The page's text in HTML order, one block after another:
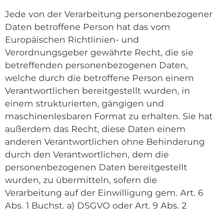
Jede von der Verarbeitung personenbezogener
Daten betroffene Person hat das vom
Europäischen Richtlinien- und
Verordnungsgeber gewährte Recht, die sie
betreffenden personenbezogenen Daten,
welche durch die betroffene Person einem
Verantwortlichen bereitgestellt wurden, in
einem strukturierten, gängigen und
maschinenlesbaren Format zu erhalten. Sie hat
außerdem das Recht, diese Daten einem
anderen Verantwortlichen ohne Behinderung
durch den Verantwortlichen, dem die
personenbezogenen Daten bereitgestellt
wurden, zu übermitteln, sofern die
Verarbeitung auf der Einwilligung gem. Art. 6
Abs. 1 Buchst. a) DSGVO oder Art. 9 Abs. 2